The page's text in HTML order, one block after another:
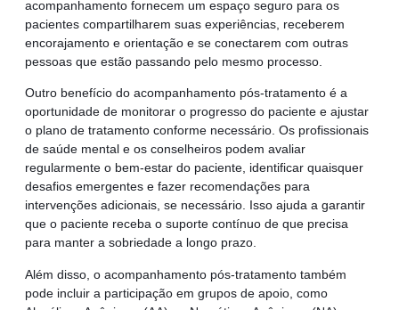
acompanhamento fornecem um espaço seguro para os
pacientes compartilharem suas experiências, receberem
encorajamento e orientação e se conectarem com outras
pessoas que estão passando pelo mesmo processo.
Outro benefício do acompanhamento pós-tratamento é a
oportunidade de monitorar o progresso do paciente e ajustar
o plano de tratamento conforme necessário. Os profissionais
de saúde mental e os conselheiros podem avaliar
regularmente o bem-estar do paciente, identificar quaisquer
desafios emergentes e fazer recomendações para
intervenções adicionais, se necessário. Isso ajuda a garantir
que o paciente receba o suporte contínuo de que precisa
para manter a sobriedade a longo prazo.
Além disso, o acompanhamento pós-tratamento também
pode incluir a participação em grupos de apoio, como